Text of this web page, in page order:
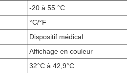
-20 à 55 °C
°C/°F
Dispositif médical
Affichage en couleur
32°C à 42,9°C